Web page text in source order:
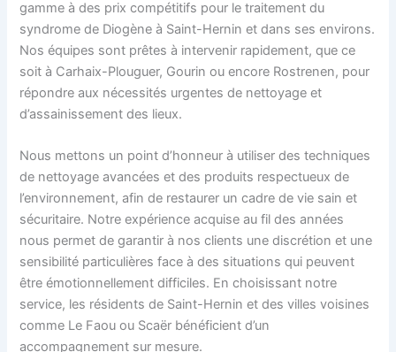
gamme à des prix compétitifs pour le traitement du
syndrome de Diogène à Saint-Hernin et dans ses environs.
Nos équipes sont prêtes à intervenir rapidement, que ce
soit à Carhaix-Plouguer, Gourin ou encore Rostrenen, pour
répondre aux nécessités urgentes de nettoyage et
d’assainissement des lieux.
Nous mettons un point d’honneur à utiliser des techniques
de nettoyage avancées et des produits respectueux de
l’environnement, afin de restaurer un cadre de vie sain et
sécuritaire. Notre expérience acquise au fil des années
nous permet de garantir à nos clients une discrétion et une
sensibilité particulières face à des situations qui peuvent
être émotionnellement difficiles. En choisissant notre
service, les résidents de Saint-Hernin et des villes voisines
comme Le Faou ou Scaër bénéficient d’un
accompagnement sur mesure.